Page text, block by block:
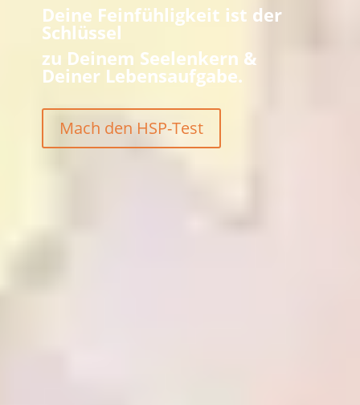
Deine Feinfühligkeit ist der
Schlüssel
zu Deinem Seelenkern &
Deiner Lebensaufgabe.
Mach den HSP-Test